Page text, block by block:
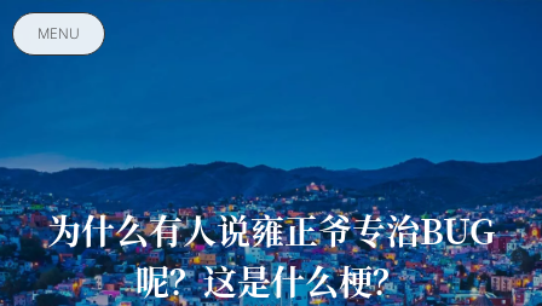
MENU
为什么有人说雍正爷专治BUG
呢？这是什么梗？